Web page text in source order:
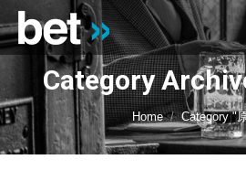
Category You are here:
Home Category "